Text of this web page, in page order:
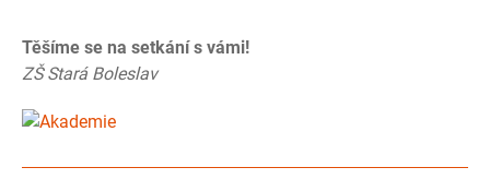
Těšíme se na setkání s vámi!
ZŠ Stará Boleslav